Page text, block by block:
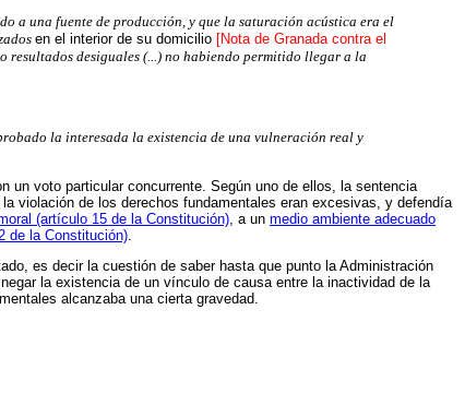
a una fuente de producción, y que la saturación acústica era el
en el interior de su domicilio [Nota de Granada contra el
resultados desiguales (...) no habiendo permitido llegar a la
la interesada la existencia de una vulneración real y
un voto particular concurrente. Según uno de ellos, la sentencia
violación de los derechos fundamentales eran excesivas, y defendía
(artículo 15 de la Constitución) , a un medio ambiente adecuado
de la Constitución)
es decir la cuestión de saber hasta que punto la Administración
la existencia de un vínculo de causa entre la inactividad de la
alcanzaba una cierta gravedad.